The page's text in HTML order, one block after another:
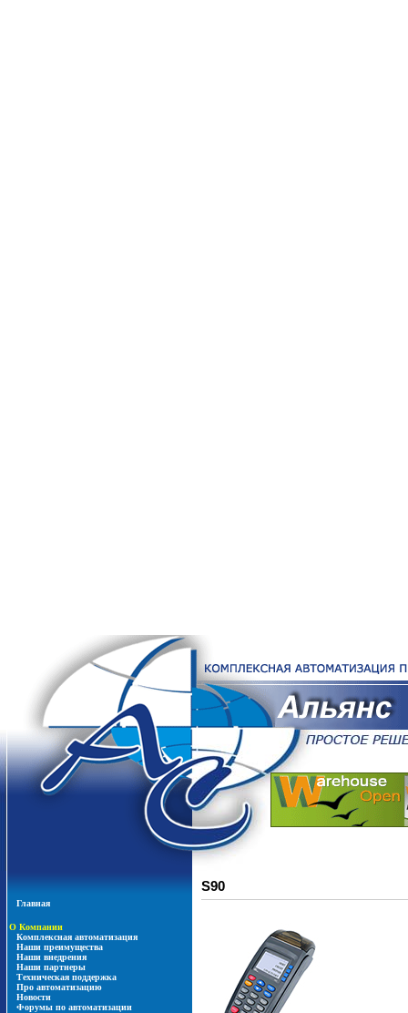
Главная
О Компании
Комплексная автоматизация
Наши преимущества
Наши внедрения
Наши партнеры
Техническая поддержка
Про автоматизацию
Новости
Форумы по автоматизации
S90